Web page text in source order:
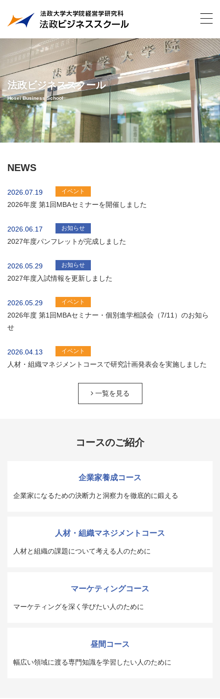
法政ビジネススクール
Hosei Business School
NEWS
2026.07.19 イベント
2026年度 第1回MBAセミナーを開催しました
2026.06.17 お知らせ
2027年度パンフレットが完成しました
2026.05.29 お知らせ
2027年度入試情報を更新しました
2026.05.29 イベント
2026年度 第1回MBAセミナー・個別進学相談会（7/11）のお知ら
せ
2026.04.13 イベント
人材・組織マネジメントコースで研究計画発表会を実施しました
一覧を見る
コースのご紹介
企業家養成コース
企業家になるための決断力と洞察力を徹底的に鍛える
人材・組織マネジメントコース
人材と組織の課題について考える人のために
マーケティングコース
マーケティングを深く学びたい人のために
昼間コース
幅広い領域に渡る専門知識を学習したい人のために